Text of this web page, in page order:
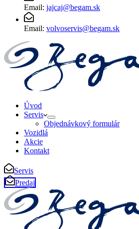
Email: jajcaj@begam.sk
Email: volvoservis@begam.sk
Úvod
Servis
Objednávkový formulár
Vozidlá
Akcie
Kontakt
Servis
Predaj